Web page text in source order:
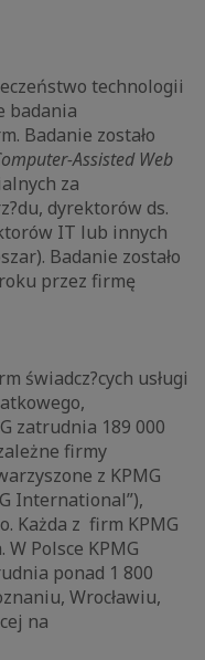
technologii
badania
Badanie zostało
Assisted Web
za
dyrektorów ds.
IT lub innych
Badanie zostało
przez firmę
świadcz?cych usługi
zatrudnia 189 000
firmy
z KPMG
International”),
Każda z firm KPMG
Polsce KPMG
ponad 1 800
Wrocławiu,
na